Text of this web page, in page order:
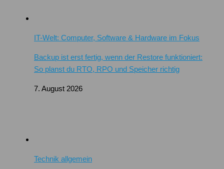
IT-Welt: Computer, Software & Hardware im Fokus
Backup ist erst fertig, wenn der Restore funktioniert:
So planst du RTO, RPO und Speicher richtig
7. August 2026
Technik allgemein